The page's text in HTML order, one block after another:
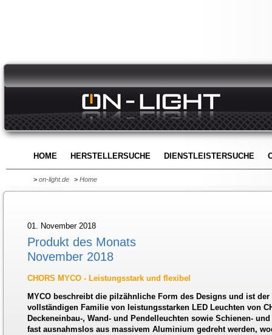
HOME HERSTELLERSUCHE DIENSTLEISTERSUCHE
> on-light.de > Home
01. November 2018
Produkt des Monats
November 2018
CHORS MYCO - Leistungsstark und flexibel
MYCO beschreibt die pilzähnliche Form des Designs und ist der
vollständigen Familie von leistungsstarken LED Leuchten von
Deckeneinbau-, Wand- und Pendelleuchten sowie Schienen-
fast ausnahmslos aus massivem Aluminium gedreht werden,